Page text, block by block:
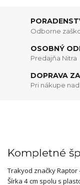
Odborne
OSOBNÝ
Predajňa Nitra
DOPRAVA
Pri nákupe nad
Kompletné
Trakyod značky Raptor
Šírka 4 cm spolu s